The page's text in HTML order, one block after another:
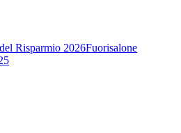
Risparmio 2026Fuorisalone